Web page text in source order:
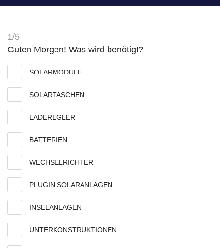
1/5
Guten Morgen! Was wird benötigt?
SOLARMODULE
SOLARTASCHEN
LADEREGLER
BATTERIEN
WECHSELRICHTER
PLUGIN SOLARANLAGEN
INSELANLAGEN
UNTERKONSTRUKTIONEN